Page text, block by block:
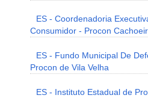
ES - Coordenadoria
Consumidor - Procon
ES - Fundo Municipal De
Procon de Vila Velha
ES - Instituto Estadual de